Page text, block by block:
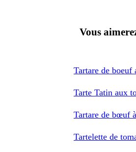
Vous
Tartare de boeuf
Tarte Tatin aux
Tartare de bœuf
Tartelette de